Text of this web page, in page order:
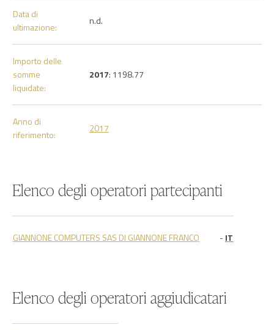
Data di
ultimazione:
n.d.
Importo delle
somme
liquidate:
2017: 1198.77
Anno di
riferimento:
2017
Elenco degli operatori partecipanti
GIANNONE COMPUTERS SAS DI GIANNONE FRANCO -IT
Elenco degli operatori aggiudicatari